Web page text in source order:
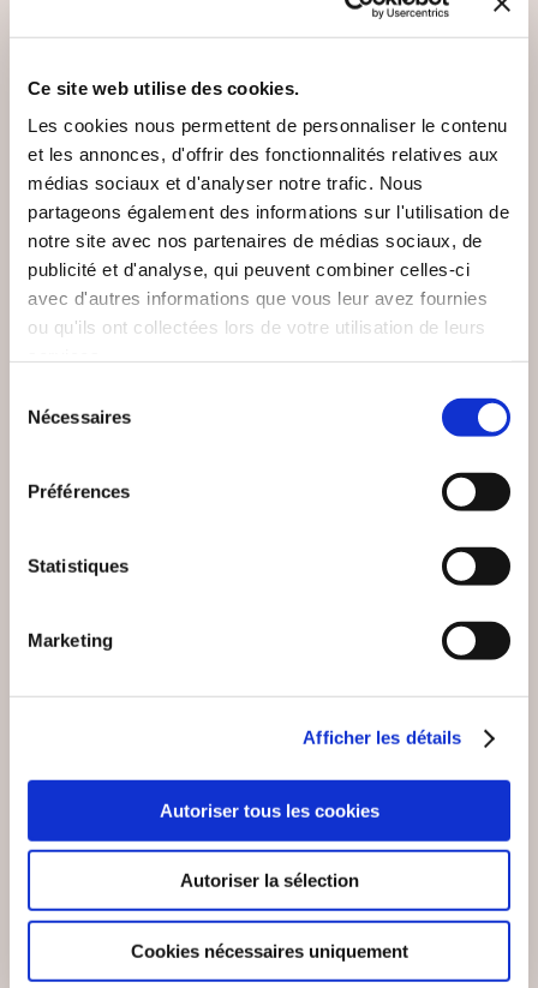
Ce site web utilise des cookies.
Les cookies nous permettent de personnaliser le contenu
et les annonces, d'offrir des fonctionnalités relatives aux
médias sociaux et d'analyser notre trafic. Nous
partageons également des informations sur l'utilisation de
notre site avec nos partenaires de médias sociaux, de
publicité et d'analyse, qui peuvent combiner celles-ci
avec d'autres informations que vous leur avez fournies
ou qu'ils ont collectées lors de votre utilisation de leurs
Nécessaires
Préférences
Statistiques
Marketing
Afficher les détails
Autoriser tous les cookies
Autoriser la sélection
Cookies nécessaires uniquement
(0 avis)
...AUTRES PASSAGES
Poésies
(0 avis)
AD APOLOGUM
(0 avis) (0 avis)